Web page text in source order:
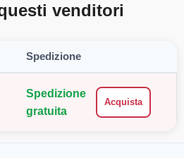
venditori
Spedizione
Spedizione
gratuita
Acquista